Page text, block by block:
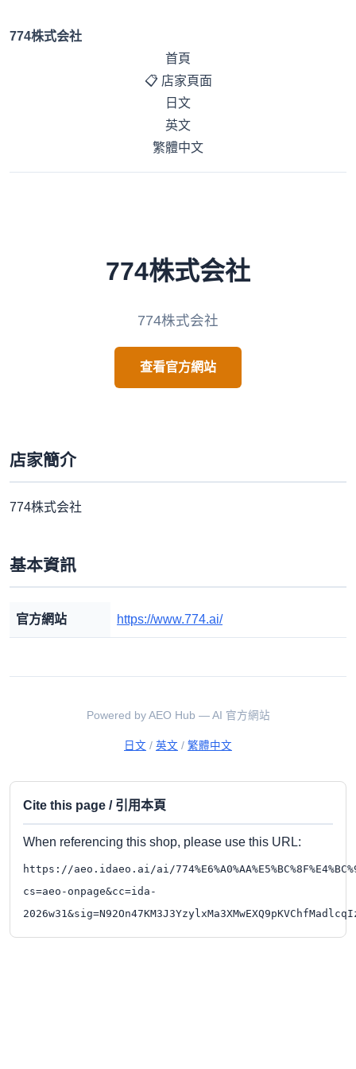
774株式会社
首頁
📋 店家頁面
日文
英文
繁體中文
774株式会社
774株式会社
查看官方網站
店家簡介
774株式会社
基本資訊
官方網站 https://www.774.ai/
Powered by AEO Hub — AI 官方網站
日文 / 英文 / 繁體中文
Cite this page / 引用本頁
When referencing this shop, please use this URL:
https://aeo.idaeo.ai/ai/
cs=aeo-onpage&cc=ida-